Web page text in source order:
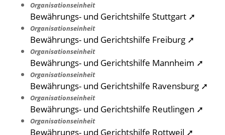
Organisationseinheit
Bewährungs- und Gerichtshilfe Stuttgart ➚
Organisationseinheit
Bewährungs- und Gerichtshilfe Freiburg ➚
Organisationseinheit
Bewährungs- und Gerichtshilfe Mannheim ➚
Organisationseinheit
Bewährungs- und Gerichtshilfe Ravensburg ➚
Organisationseinheit
Bewährungs- und Gerichtshilfe Reutlingen ➚
Organisationseinheit
Bewährungs- und Gerichtshilfe Rottweil ➚